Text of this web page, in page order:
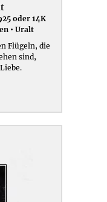
oder 14K
• Uralt
Flügeln, die
sind,